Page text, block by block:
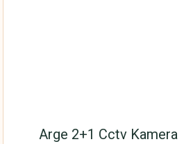
Arge 2+1 Cctv Kamera